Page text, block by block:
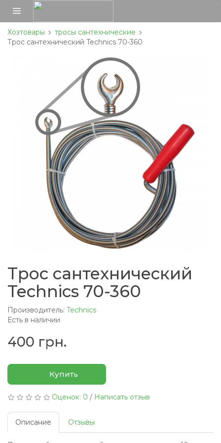
Хозтовары
тросы сантехнические
Трос сантехнический Technics 70-360
Трос сантехнический
Technics 70-360
Производитель: Technics
Есть в наличии
400 грн.
Купить
Оценок: 0 / Написать отзыв
Описание Отзывы